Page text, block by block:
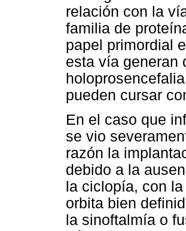
relación con la
familia de
papel primordial
esta vía generan
pueden cursar
En el caso que
se vio
razón la
debido a la
la ciclopía, con
orbita bien
la sinoftalmía o